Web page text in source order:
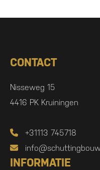
CONTACT
Nisseweg 15
4416 PK Kruiningen
+31113 745718
INFORMATIE